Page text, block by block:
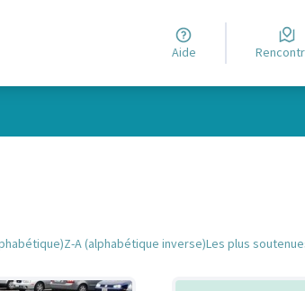
Aide
Z-A (alphabétique inverse)Les plus